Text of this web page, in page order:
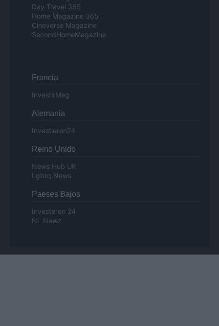
Day Travel 365
Home Magazine 365
Cineverse Magazine
SecondHomeMagazine
Francia
InvestirMag
Alemania
Investieren24
Reino Unido
News Hub UK
Lgbtq News
Paeses Bajos
Investeren 24
NL Newz